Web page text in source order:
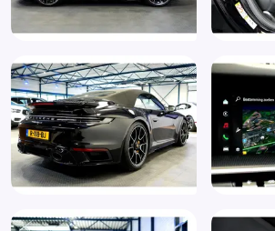
Active Full LED met grootlichtassistent
Adaptieve cruise control (8T3)
Airbag(s) hoofd voor
Airbag(s) side voor
Airbag bestuurder
Airbag passagier
Airco automatisch
Alarm klasse 3
Aluminium interieur afwerking